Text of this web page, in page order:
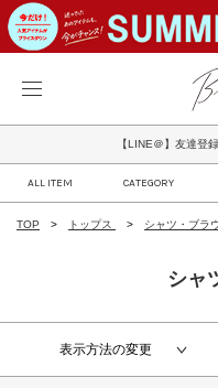
【LINE＠】友達登
ALL ITEM CATEGORY
TOP トップス シャツ・ブラ
シャ
表示方法の変更